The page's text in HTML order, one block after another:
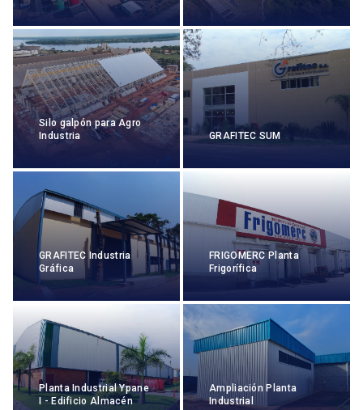
Silo galpón para Agro
Industria
GRAFITEC SUM
GRAFITEC Industria
Gráfica
FRIGOMERC Planta
Frigorífica
Planta Industrial Ypane
I - Edificio Almacén
Ampliación Planta
Industrial